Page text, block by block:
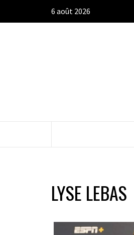
6 août 2026
LYSE LEBAS